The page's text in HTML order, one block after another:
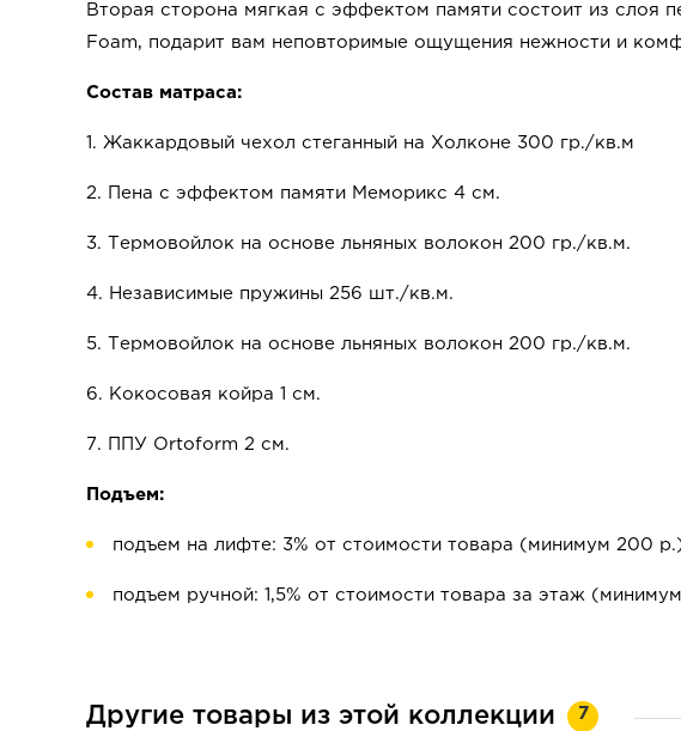
Вторая сторона мягкая с эффектом памяти состоит из слоя
Foam, подарит вам неповторимые ощущения нежности и
Состав матраса:
1. Жаккардовый чехол стеганный на Холконе 300 гр./кв.м
2. Пена с эффектом памяти Меморикс 4 см.
3. Термовойлок на основе льняных волокон 200 гр./кв.м.
4. Независимые пружины 256 шт./кв.м.
5. Термовойлок на основе льняных волокон 200 гр./кв.м.
6. Кокосовая койра 1 см.
7. ППУ Ortoform 2 см.
Подъем:
подъем на лифте: 3% от стоимости товара (минимум 200
подъем ручной: 1,5% от стоимости товара за этаж
Другие товары из этой коллекции 7